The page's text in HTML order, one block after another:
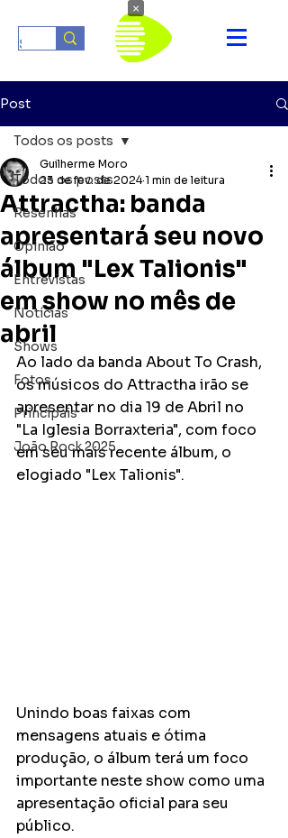
Post
Todos os posts
Resenhas
Opinião
Entrevistas
Notícias
Shows
Fotos
Principais
João Rock 2025
Todos os posts
Attractha: banda
apresentará seu novo
álbum "Lex Talionis"
em show no mês de
abril
Guilherme Moro
23 de fev. de 2024 1 min de leitura
Ao lado da banda About To Crash,
os músicos do Attractha irão se
apresentar no dia 19 de Abril no
"La Iglesia Borraxteria", com foco
em seu mais recente álbum, o
elogiado "Lex Talionis".
Unindo boas faixas com
mensagens atuais e ótima
produção, o álbum terá um foco
importante neste show como uma
apresentação oficial para seu
público.
×